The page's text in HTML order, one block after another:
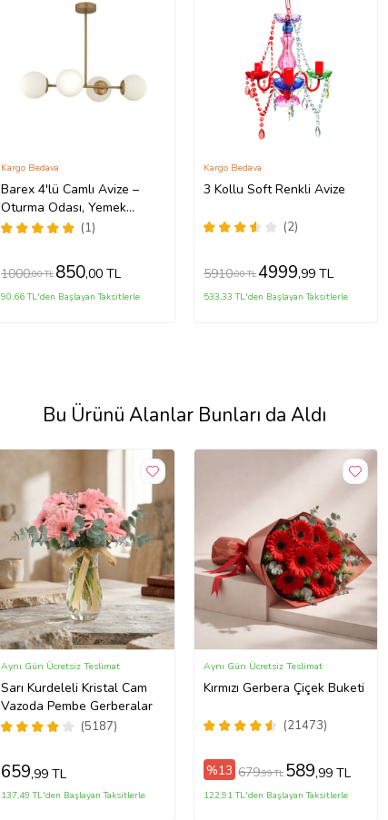
Barex 4'lü Camlı Avize –
Oturma Odası, Yemek
Masası Üstü, Salon Uyumlu
(1)
Kargo Bedava
1000,00 TL 850,00 TL
90,66 TL'den Başlayan Taksitlerle
3 Kollu Soft Renkli Avize
(2)
Kargo Bedava
5910,00 TL4999,99 TL
533,33 TL'den Başlayan Taksitlerle
Bu Ürünü Alanlar Bunları da Aldı
Sarı Kurdeleli Kristal Cam
Vazoda Pembe Gerberalar
(5187)
Aynı Gün Ücretsiz Teslimat
659,99 TL
137,49 TL'den Başlayan Taksitlerle
Kırmızı Gerbera Çiçek Buketi
(21473)
Aynı Gün Ücretsiz Teslimat
%13 679,99 TL 589,99 TL
122,91 TL'den Başlayan Taksitlerle